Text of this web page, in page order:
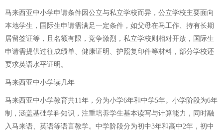
马来西亚中小学申请条件因公立与私立学校而异，公立学校主要面向
本地学生，国际生申请需满足一定条件，如父母在马工作、持有长期
居留签证等，且名额有限，竞争激烈，私立学校则相对开放，国际生
申请需提供过往成绩单、健康证明、护照复印件等材料，部分学校还
要求英语水平证明。
马来西亚中小学读几年
马来西亚中小学教育共11年，分为小学6年和中学5年。小学阶段为6年
制，涵盖基础学科知识，注重培养学生基本读写与计算能力，同时融
入马来语、英语等语言教学。中学阶段分为初中3年和高中2年，初中